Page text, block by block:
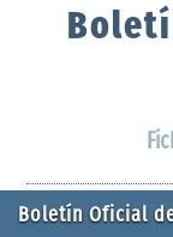
Boletín Oficial